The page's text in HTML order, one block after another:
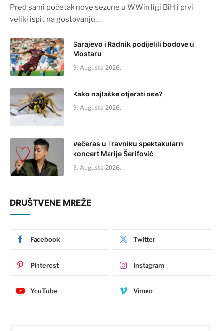
Pred sami početak nove sezone u WWin ligi BiH i prvi
veliki ispit na gostovanju…
Sarajevo i Radnik podijelili bodove u
Mostaru
9. Augusta 2026.
Kako najlaške otjerati ose?
9. Augusta 2026.
Večeras u Travniku spektakularni
koncert Marije Šerifović
9. Augusta 2026.
DRUŠTVENE MREŽE
Facebook Twitter
Pinterest Instagram
YouTube Vimeo